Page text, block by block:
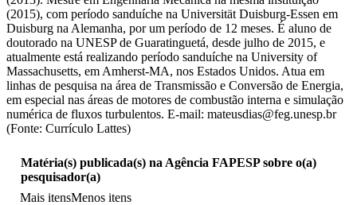
(2015), com período sanduíche na Universität Duisburg-Essen em
Duisburg na Alemanha, por um período de 12 meses. É aluno de
doutorado na UNESP de Guaratinguetá, desde julho de 2015, e
atualmente está realizando período sanduíche na University of
Massachusetts, em Amherst-MA, nos Estados Unidos. Atua em
linhas de pesquisa na área de Transmissão e Conversão de Energia,
em especial nas áreas de motores de combustão interna e simulação
numérica de fluxos turbulentos. E-mail: mateusdias@feg.unesp.br
(Fonte: Currículo Lattes)
Matéria(s) publicada(s) na Agência FAPESP sobre o(a)
pesquisador(a)
Mais itensMenos itens